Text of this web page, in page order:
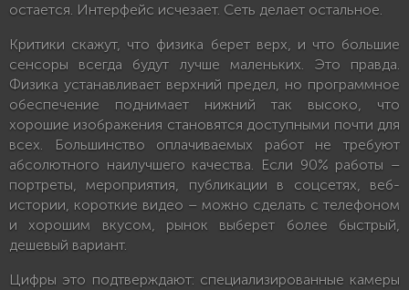
остается. Интерфейс исчезает. Сеть делает остальное.
Критики скажут, что физика берет верх, и что большие
сенсоры всегда будут лучше маленьких. Это правда.
Физика устанавливает верхний предел, но программное
обеспечение поднимает нижний так высоко, что
хорошие изображения становятся доступными почти для
всех. Большинство оплачиваемых работ не требуют
абсолютного наилучшего качества. Если 90% работы –
портреты, мероприятия, публикации в соцсетях, веб-
истории, короткие видео – можно сделать с телефоном
и хорошим вкусом, рынок выберет более быстрый,
дешевый вариант.
Цифры это подтверждают: специализированные камеры